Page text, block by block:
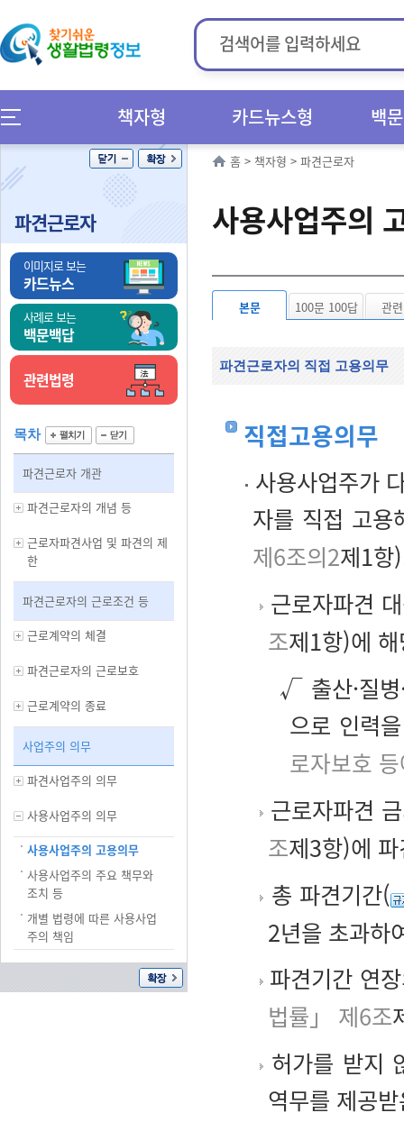
책자형 카드뉴스형 백
파견근로자
이미지로 보는
카드뉴스
사례로 보는
백문백답
관련법령
목차
파견근로자 개관
파견근로자의 개념 등
근로자파견사업 및 파견의 제
한
파견근로자의 근로조건 등
근로계약의 체결
파견근로자의 근로보호
근로계약의 종료
사업주의 의무
파견사업주의 의무
사용사업주의 의무
사용사업주의 고용의무
사용사업주의 주요 책무와
조치 등
개별 법령에 따른 사용사업
주의 책임
홈 > 책자형 > 파견근로자
사용사업주의
본문 100문 100답 관
파견근로자의 직접 고용의무
직접고용의무
사용사업주가
자를 직접 고용
제6조의2제1항
근로자파견
조제1항)에
√ 출산·질
으로 인력
로자보호
근로자파견
조제3항)에
총 파견기간(
2년을 초과하
파견기간 연
법률」 제6조
허가를 받지
역무를 제공